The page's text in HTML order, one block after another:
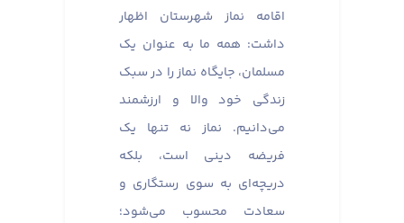
اقامه نماز شهرستان اظهار
داشت: همه ما به عنوان یک
مسلمان، جایگاه نماز را در سبک
زندگی خود والا و ارزشمند
می‌دانیم. نماز نه تنها یک
فریضه دینی است، بلکه
دریچه‌ای به سوی رستگاری و
سعادت محسوب می‌شود؛